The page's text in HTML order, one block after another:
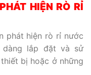
HIỆN RÒ RỈ
phát hiện rò rỉ nước
lắp đặt và sử
bị hoặc ở những